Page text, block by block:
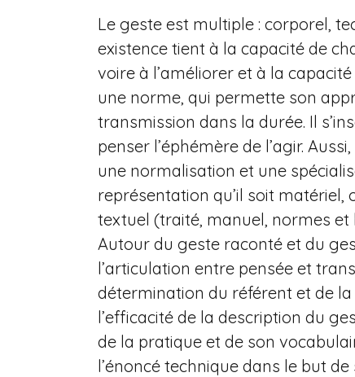
Le geste est multiple : corporel,
existence tient à la capacité de
voire à l’améliorer et à la
une norme, qui permette son
transmission dans la durée. Il
penser l’éphémère de l’agir.
une normalisation et une
représentation qu’il soit
textuel (traité, manuel, normes et
Autour du geste raconté et du
l’articulation entre pensée et
détermination du référent et de
l’efficacité de la description du
de la pratique et de son
l’énoncé technique dans le but